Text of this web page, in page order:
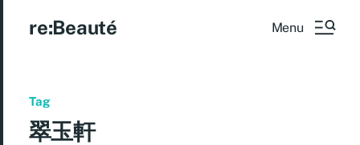
re:Beauté Menu
Tag
翠玉軒